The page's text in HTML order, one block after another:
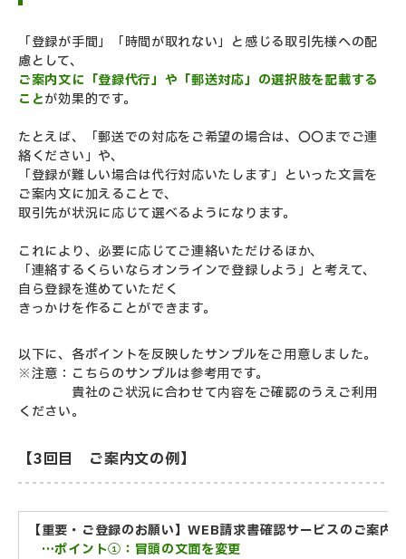
「登録が手間」「時間が取れない」と感じる取引先様への配
慮として、
ご案内文に「登録代行」や「郵送対応」の選択肢を記載する
ことが効果的です。
たとえば、「郵送での対応をご希望の場合は、〇〇までご連
絡ください」や、
「登録が難しい場合は代行対応いたします」といった文言を
ご案内文に加えることで、
取引先が状況に応じて選べるようになります。
これにより、必要に応じてご連絡いただけるほか、
「連絡するくらいならオンラインで登録しよう」と考えて、
自ら登録を進めていただく
きっかけを作ることができます。
以下に、各ポイントを反映したサンプルをご用意しました。
※注意：こちらのサンプルは参考用です。
貴社のご状況に合わせて内容をご確認のうえご利用
ください。
【3回目 ご案内文の例】
【重要・ご登録のお願い】WEB請求書確認サービスのご案内
…ポイント①：冒頭の文面を変更